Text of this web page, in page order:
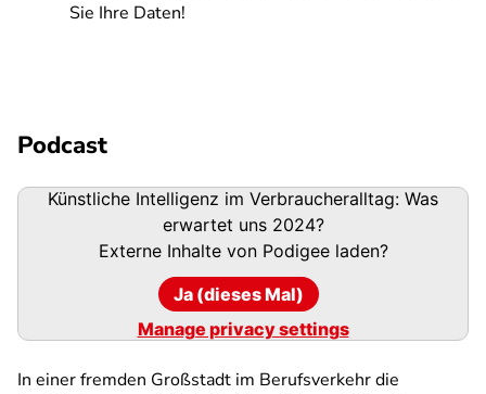
Sie Ihre Daten!
Podcast
Podigee-
Künstliche Intelligenz im Verbraucheralltag: Was
erwartet uns 2024?
Externe Inhalte von Podigeeladen?
Ja (dieses Mal)
Manage privacy settings
In einer fremden Großstadt im Berufsverkehr die